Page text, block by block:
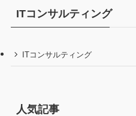
ITコンサルティング
ITコンサルティング
人気記事